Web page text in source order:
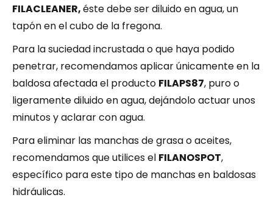
FILACLEANER,éste debe ser diluido en agua, un
tapón en el cubo de la fregona.
Para la suciedad incrustada o que haya podido
penetrar, recomendamos aplicar únicamente en la
baldosa afectada el producto FILAPS87, puro o
ligeramente diluido en agua, dejándolo actuar unos
minutos y aclarar con agua.
Para eliminar las manchas de grasa o aceites,
recomendamos que utilices el FILANOSPOT,
específico para este tipo de manchas en baldosas
hidráulicas.